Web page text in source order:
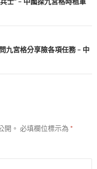
九宮格分享險各項任務 – 中
開。 必填欄位標示為 *